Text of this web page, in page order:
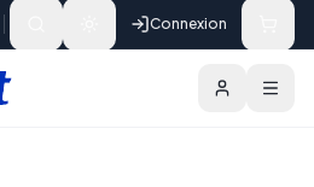
Connexion